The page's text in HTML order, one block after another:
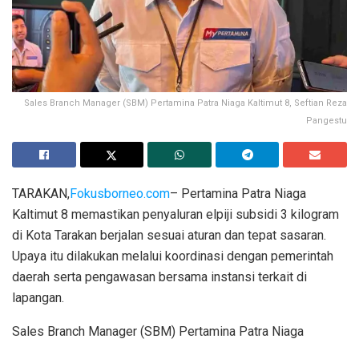
Sales Branch Manager (SBM) Pertamina Patra Niaga Kaltimut 8, Seftian Reza
Pangestu
TARAKAN,Fokusborneo.com– Pertamina Patra Niaga
Kaltimut 8 memastikan penyaluran elpiji subsidi 3 kilogram
di Kota Tarakan berjalan sesuai aturan dan tepat sasaran.
Upaya itu dilakukan melalui koordinasi dengan pemerintah
daerah serta pengawasan bersama instansi terkait di
lapangan.
Sales Branch Manager (SBM) Pertamina Patra Niaga